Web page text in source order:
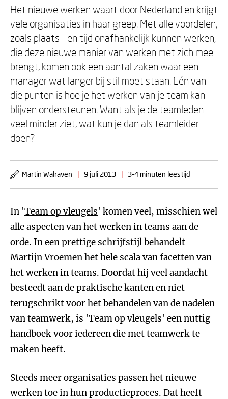
Het nieuwe werken waart door Nederland en krijgt
vele organisaties in haar greep. Met alle voordelen,
zoals plaats – en tijd onafhankelijk kunnen werken,
die deze nieuwe manier van werken met zich mee
brengt, komen ook een aantal zaken waar een
manager wat langer bij stil moet staan. Eén van
die punten is hoe je het werken van je team kan
blijven ondersteunen. Want als je de teamleden
veel minder ziet, wat kun je dan als teamleider
doen?
Martin Walraven | 9 juli 2013 | 3-4 minuten leestijd
In 'Team op vleugels' komen veel, misschien wel
alle aspecten van het werken in teams aan de
orde. In een prettige schrijfstijl behandelt
Martijn Vroemenhet hele scala van facetten van
het werken in teams. Doordat hij veel aandacht
besteedt aan de praktische kanten en niet
terugschrikt voor het behandelen van de nadelen
van teamwerk, is 'Team op vleugels' een nuttig
handboek voor iedereen die met teamwerk te
maken heeft.
Steeds meer organisaties passen het nieuwe
werken toe in hun productieproces. Dat heeft